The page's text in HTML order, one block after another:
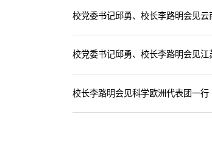
校党委书记邱勇、校长李路明会见
校党委书记邱勇、校长李路明会见
校长李路明会见科学欧洲代表团一行